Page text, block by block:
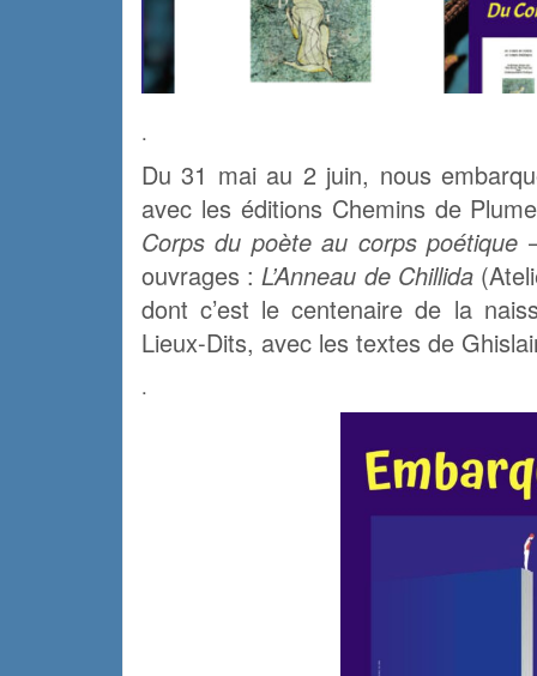
.
Du 31 mai au 2 juin, nous
avec les éditions Chemins de Plume
Corps du poète au corps poétique
ouvrages : L’Anneau de Chillida
dont c’est le centenaire de la
Lieux-Dits, avec les textes de
.